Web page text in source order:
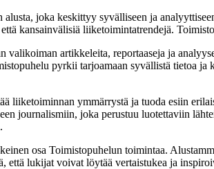
joka keskittyy syvälliseen ja
kansainvälisiä liiketoimintatrendejä.
valikoiman artikkeleita, reportaaseja ja
pyrkii tarjoamaan syvällistä tietoa ja
liiketoiminnan ymmärrystä ja tuoda esiin
journalismiin, joka perustuu luotettaviin
osa Toimistopuhelun toimintaa.
että lukijat voivat löytää vertaistukea ja